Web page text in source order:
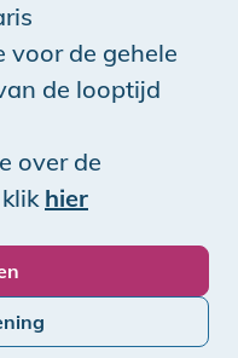
voor de gehele
de looptijd
over de
hier